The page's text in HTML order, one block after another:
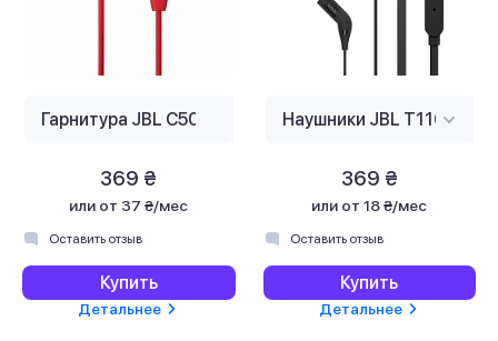
369 ₴
или от 37 ₴/мес
Оставить отзыв
Купить
Детальнее
369 ₴
или от 18 ₴/мес
Оставить отзыв
Купить
Детальнее